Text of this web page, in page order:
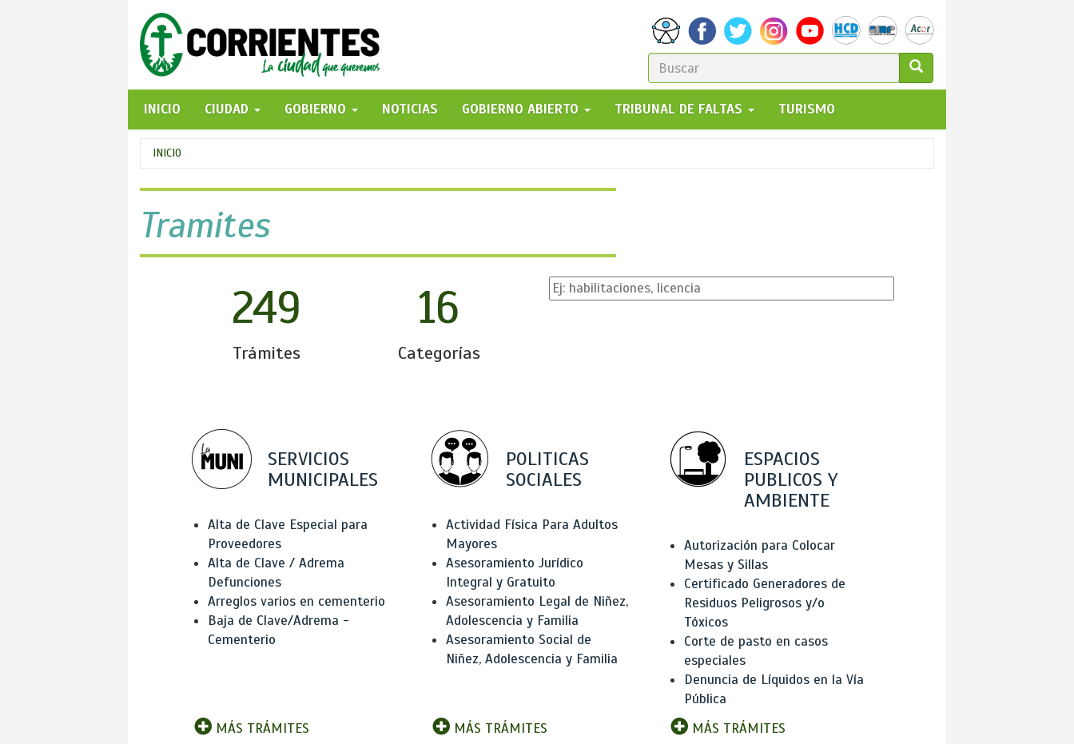
FORMULARIO
DE
BÚSQUEDA
GO!
INICIO
CIUDAD GOBIERNO NOTICIAS GOBIERNO ABIERTO TRIBUNAL DE FALTAS TURISMO
Se
encuentra
usted
aquí
INICIO
Tramites
249
Trámites
16
Categorías
SERVICIOS
MUNICIPALES
Alta de Clave Especial para
Proveedores
Alta de Clave / Adrema
Defunciones
Arreglos varios en cementerio
Baja de Clave/Adrema -
Cementerio
MÁS TRÁMITES
POLITICAS
SOCIALES
Actividad Física Para Adultos
Mayores
Asesoramiento Jurídico
Integral y Gratuito
Asesoramiento Legal de Niñez,
Adolescencia y Familia
Asesoramiento Social de
Niñez, Adolescencia y Familia
MÁS TRÁMITES
ESPACIOS
PUBLICOS Y
AMBIENTE
Autorización para Colocar
Mesas y Sillas
Certificado Generadores de
Residuos Peligrosos y/o
Tóxicos
Corte de pasto en casos
especiales
Denuncia de Líquidos en la Vía
Pública
MÁS TRÁMITES